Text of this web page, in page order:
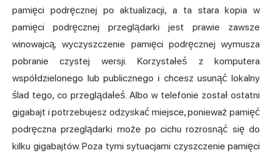
pamięci podręcznej po aktualizacji, a ta stara kopia w
pamięci podręcznej przeglądarki jest prawie zawsze
winowajcą; wyczyszczenie pamięci podręcznej wymusza
pobranie czystej wersji. Korzystałeś z komputera
współdzielonego lub publicznego i chcesz usunąć lokalny
ślad tego, co przeglądałeś. Albo w telefonie został ostatni
gigabajt i potrzebujesz odzyskać miejsce, ponieważ pamięć
podręczna przeglądarki może po cichu rozrosnąć się do
kilku gigabajtów. Poza tymi sytuacjami czyszczenie pamięci